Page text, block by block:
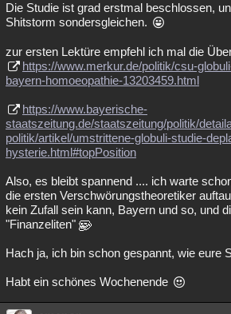
Die Studie ist grad erstmal beschlossen,
Shitstorm sondersgleichen.
zur ersten Lektüre empfehl ich mal die
https://www.merkur.de/politik/csu-
bayern-homoeopathie-13203459.html
https://www.bayerische-
staatszeitung.de/staatszeitung/politik/
politik/artikel/umstrittene-globuli-studie-
hysterie.html#topPosition
Also, es bleibt spannend .... ich warte
die ersten Verschwörungstheoretiker
kein Zufall sein kann, Bayern und so, und
"Finanzeliten"
Hach ja, ich bin schon gespannt, wie eure
Habt ein schönes Wochenende